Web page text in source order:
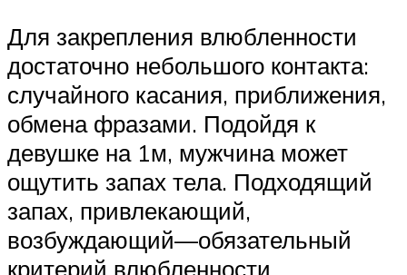
Для закрепления влюбленности
достаточно небольшого контакта:
случайного касания, приближения,
обмена фразами. Подойдя к
девушке на 1м, мужчина может
ощутить запах тела. Подходящий
запах, привлекающий,
возбуждающий—обязательный
критерий влюбленности.